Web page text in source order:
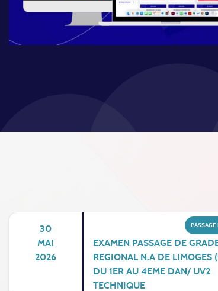
30
MAI
2026
PASSAGE
EXAMEN PASSAGE DE
REGIONAL N.A DE LIMOGES
DU 1ER AU 4EME DAN/ UV2
TECHNIQUE